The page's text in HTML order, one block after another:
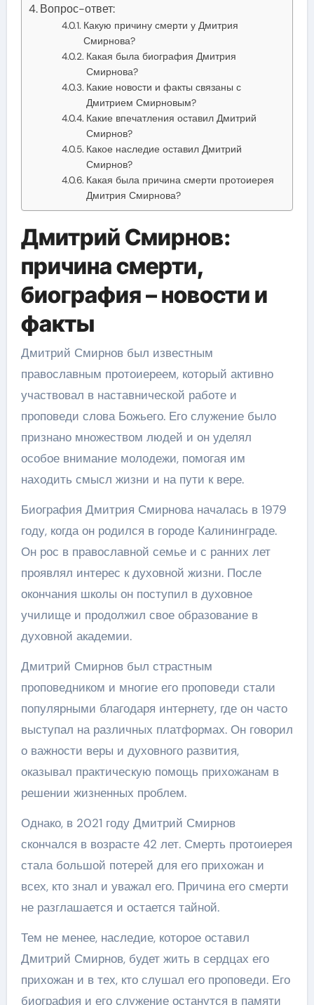
Вопрос-ответ:
Какую причину смерти у Дмитрия
Смирнова?
Какая была биография Дмитрия
Смирнова?
Какие новости и факты связаны с
Дмитрием Смирновым?
Какие впечатления оставил Дмитрий
Смирнов?
Какое наследие оставил Дмитрий
Смирнов?
Какая была причина смерти протоиерея
Дмитрия Смирнова?
Дмитрий Смирнов:
причина смерти,
биография – новости и
факты
Дмитрий Смирнов был известным
православным протоиереем, который активно
участвовал в наставнической работе и
проповеди слова Божьего. Его служение было
признано множеством людей и он уделял
особое внимание молодежи, помогая им
находить смысл жизни и на пути к вере.
Биография Дмитрия Смирнова началась в 1979
году, когда он родился в городе Калининграде.
Он рос в православной семье и с ранних лет
проявлял интерес к духовной жизни. После
окончания школы он поступил в духовное
училище и продолжил свое образование в
духовной академии.
Дмитрий Смирнов был страстным
проповедником и многие его проповеди стали
популярными благодаря интернету, где он часто
выступал на различных платформах. Он говорил
о важности веры и духовного развития,
оказывал практическую помощь прихожанам в
решении жизненных проблем.
Однако, в 2021 году Дмитрий Смирнов
скончался в возрасте 42 лет. Смерть протоиерея
стала большой потерей для его прихожан и
всех, кто знал и уважал его. Причина его смерти
не разглашается и остается тайной.
Тем не менее, наследие, которое оставил
Дмитрий Смирнов, будет жить в сердцах его
прихожан и в тех, кто слушал его проповеди. Его
биография и его служение останутся в памяти